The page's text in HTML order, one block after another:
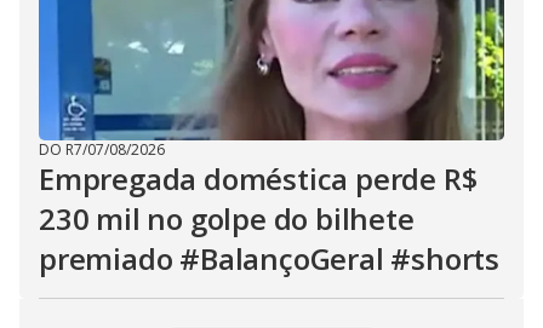
DO R7/07/08/2026
Empregada doméstica perde R$
230 mil no golpe do bilhete
premiado #BalançoGeral #shorts